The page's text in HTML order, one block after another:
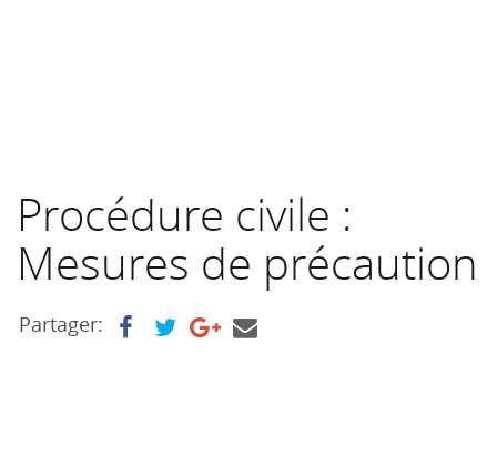
Procédure civile :
Mesures de précaution
Partager: